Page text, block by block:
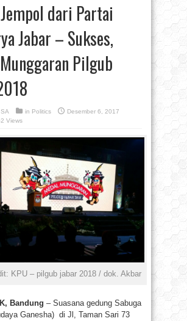
dari Partai
Jabar – Sukses,
Pilgub
SA in Politics
Desember 6, 2017
Views
KPU – pilgub jabar 2018 / dok. Akbar
Bandung – Suasana gedung Sabuga
Ganesha) di Jl, Taman Sari 73